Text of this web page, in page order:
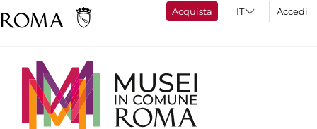
Acquista Accedi